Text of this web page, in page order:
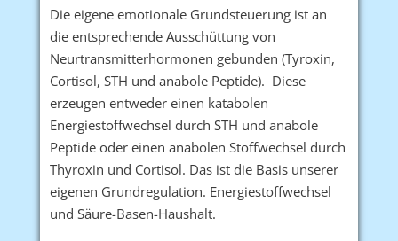
Die eigene emotionale Grundsteuerung ist an
die entsprechende Ausschüttung von
Neurtransmitterhormonen gebunden (Tyroxin,
Cortisol, STH und anabole Peptide). Diese
erzeugen entweder einen katabolen
Energiestoffwechsel durch STH und anabole
Peptide oder einen anabolen Stoffwechsel durch
Thyroxin und Cortisol. Das ist die Basis unserer
eigenen Grundregulation. Energiestoffwechsel
und Säure-Basen-Haushalt.